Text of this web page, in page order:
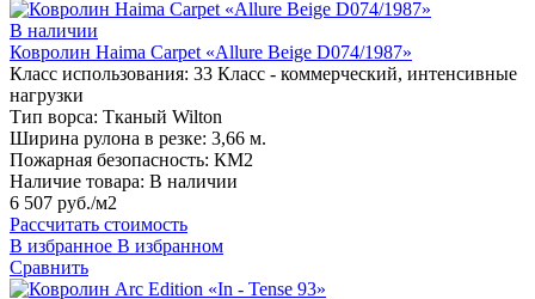
В наличии
Ковролин Haima Carpet «Allure Beige D074/1987»
Класс использования: 33 Класс - коммерческий, интенсивные
нагрузки
Тип ворса: Тканый Wilton
Ширина рулона в резке: 3,66 м.
Пожарная безопасность: КМ2
Наличие товара: В наличии
6 507 руб./м2
Рассчитать стоимость
В избранное В избранном
Сравнить